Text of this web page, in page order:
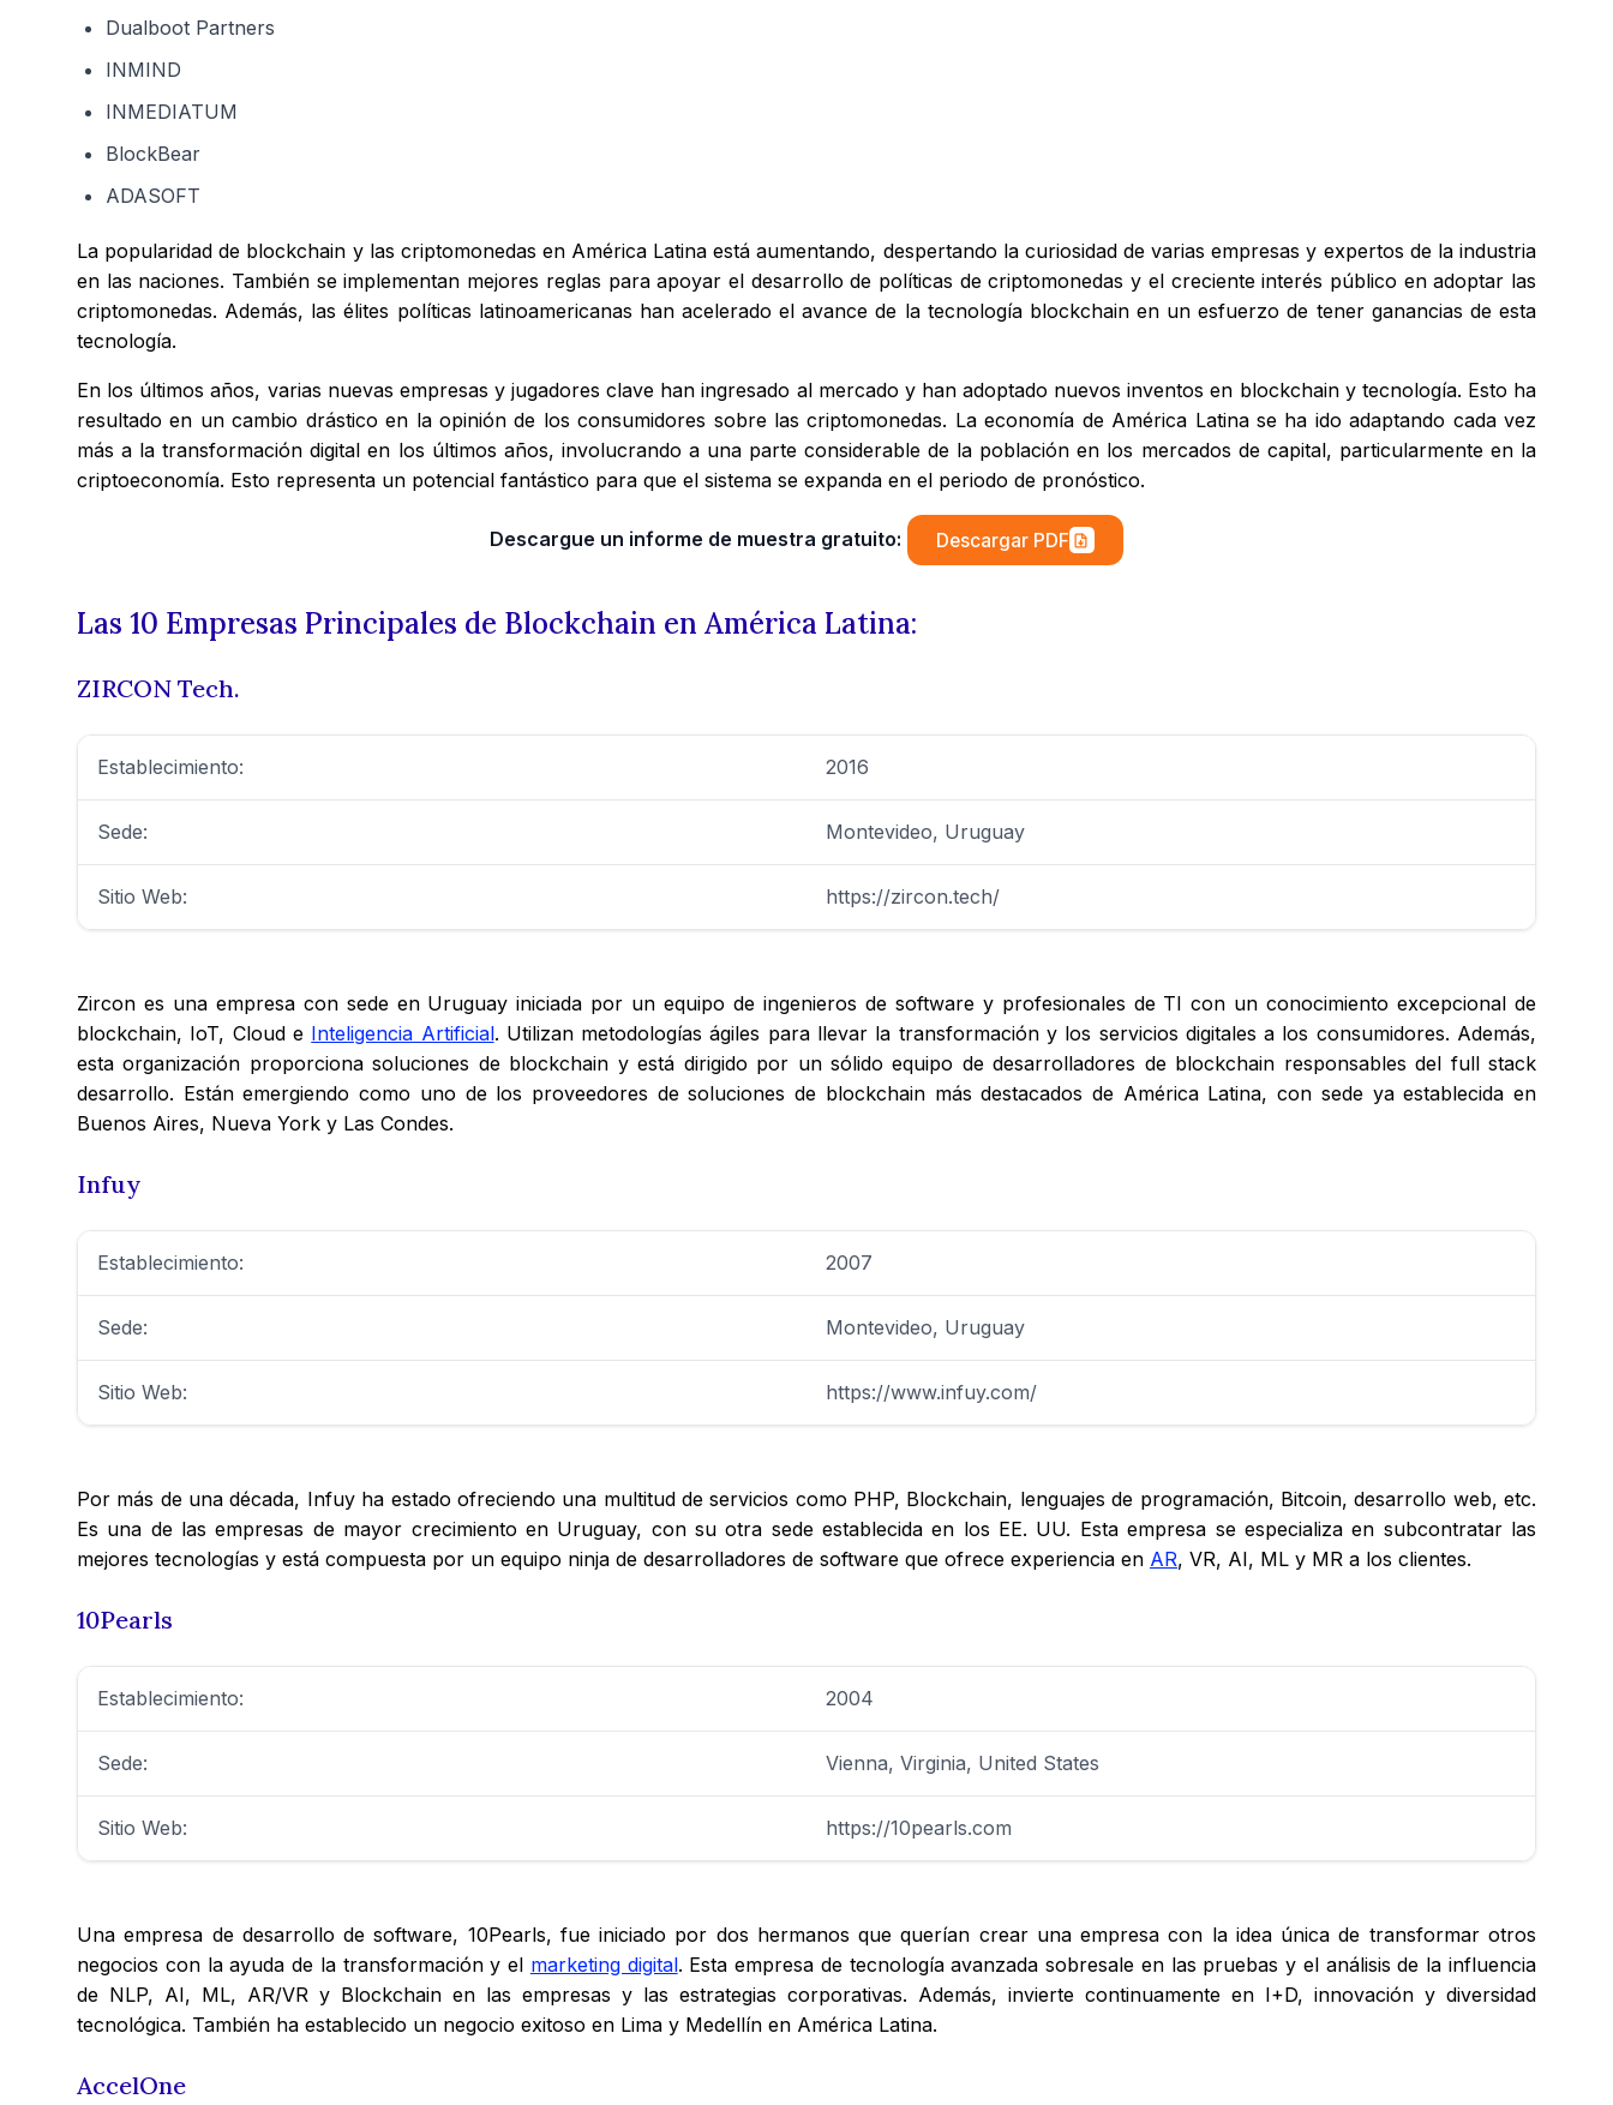
Dualboot Partners
INMIND
INMEDIATUM
BlockBear
ADASOFT
La popularidad de blockchain y las criptomonedas en América Latina está aumentando, despertando la curiosidad de varias empresas y expertos de la industria
en las naciones. También se implementan mejores reglas para apoyar el desarrollo de políticas de criptomonedas y el creciente interés público en adoptar las
criptomonedas. Además, las élites políticas latinoamericanas han acelerado el avance de la tecnología blockchain en un esfuerzo de tener ganancias de esta
tecnología.
En los últimos años, varias nuevas empresas y jugadores clave han ingresado al mercado y han adoptado nuevos inventos en blockchain y tecnología. Esto ha
resultado en un cambio drástico en la opinión de los consumidores sobre las criptomonedas. La economía de América Latina se ha ido adaptando cada vez
más a la transformación digital en los últimos años, involucrando a una parte considerable de la población en los mercados de capital, particularmente en la
criptoeconomía. Esto representa un potencial fantástico para que el sistema se expanda en el periodo de pronóstico.
Descargue un informe de muestra gratuito: Descargar PDF
Las 10 Empresas Principales de Blockchain en América Latina:
ZIRCON Tech.
Establecimiento: 2016
Sede: Montevideo, Uruguay
Sitio Web: https://zircon.tech/
Zircon es una empresa con sede en Uruguay iniciada por un equipo de ingenieros de software y profesionales de TI con un conocimiento excepcional de
blockchain, IoT, Cloud e Inteligencia Artificial. Utilizan metodologías ágiles para llevar la transformación y los servicios digitales a los consumidores. Además,
esta organización proporciona soluciones de blockchain y está dirigido por un sólido equipo de desarrolladores de blockchain responsables del full stack
desarrollo. Están emergiendo como uno de los proveedores de soluciones de blockchain más destacados de América Latina, con sede ya establecida en
Buenos Aires, Nueva York y Las Condes.
Infuy
Establecimiento: 2007
Sede: Montevideo, Uruguay
Sitio Web: https://www.infuy.com/
Por más de una década, Infuy ha estado ofreciendo una multitud de servicios como PHP, Blockchain, lenguajes de programación, Bitcoin, desarrollo web, etc.
Es una de las empresas de mayor crecimiento en Uruguay, con su otra sede establecida en los EE. UU. Esta empresa se especializa en subcontratar las
mejores tecnologías y está compuesta por un equipo ninja de desarrolladores de software que ofrece experiencia en AR, VR, AI, ML y MR a los clientes.
10Pearls
Establecimiento: 2004
Sede: Vienna, Virginia, United States
Sitio Web: https://10pearls.com
Una empresa de desarrollo de software, 10Pearls, fue iniciado por dos hermanos que querían crear una empresa con la idea única de transformar otros
negocios con la ayuda de la transformación y el marketing digital. Esta empresa de tecnología avanzada sobresale en las pruebas y el análisis de la influencia
de NLP, AI, ML, AR/VR y Blockchain en las empresas y las estrategias corporativas. Además, invierte continuamente en I+D, innovación y diversidad
tecnológica. También ha establecido un negocio exitoso en Lima y Medellín en América Latina.
AccelOne